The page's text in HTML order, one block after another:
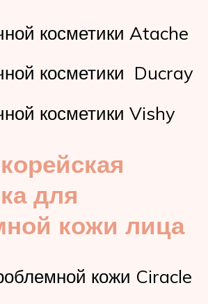
косметики Atache
косметики Ducray
косметики Vishy
для
кожи лица
кожи Ciracle